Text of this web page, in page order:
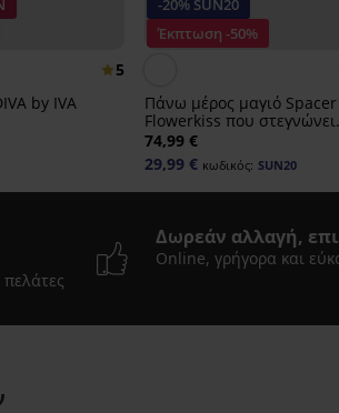
5
by IVA
-20% SUN20
Έκπτωση -50%
Πάνω μέρος μαγιό Spacer
Flowerkiss που στεγνώνει
γρήγορα
74,99 €
29,99 € κωδικός: SUN20
Δωρεάν αλλαγή,
Online, γρήγορα και